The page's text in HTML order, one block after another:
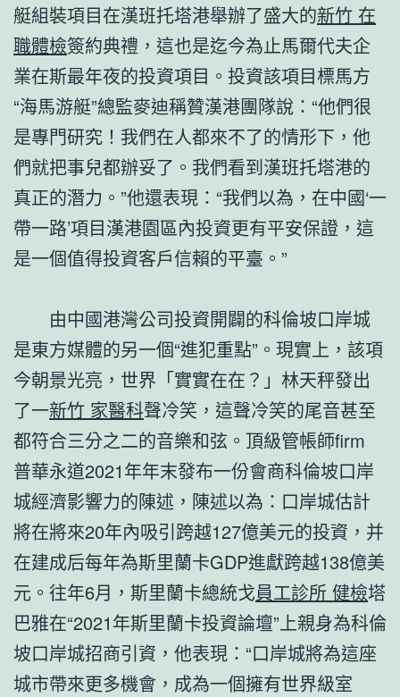
艇組裝項目在漢班托塔港舉辦了盛大的新竹 在
職體檢簽約典禮，這也是迄今為止馬爾代夫企
業在斯最年夜的投資項目。投資該項目標馬方
“海馬游艇”總監麥迪稱贊漢港團隊說：“他們很
是專門研究！我們在人都來不了的情形下，他
們就把事兒都辦妥了。我們看到漢班托塔港的
真正的潛力。”他還表現：“我們以為，在中國‘一
帶一路’項目漢港園區內投資更有平安保證，這
是一個值得投資客戶信賴的平臺。”
由中國港灣公司投資開闢的科倫坡口岸城
是東方媒體的另一個“進犯重點”。現實上，該項
今朝景光亮，世界「實實在在？」林天秤發出
了一新竹 家醫科聲冷笑，這聲冷笑的尾音甚至
都符合三分之二的音樂和弦。頂級管帳師firm
普華永道2021年年末發布一份會商科倫坡口岸
城經濟影響力的陳述，陳述以為：口岸城估計
將在將來20年內吸引跨越127億美元的投資，并
在建成后每年為斯里蘭卡GDP進獻跨越138億美
元。往年6月，斯里蘭卡總統戈員工診所 健檢塔
巴雅在“2021年斯里蘭卡投資論壇”上親身為科倫
坡口岸城招商引資，他表現：“口岸城將為這座
城市帶來更多機會，成為一個擁有世界級室